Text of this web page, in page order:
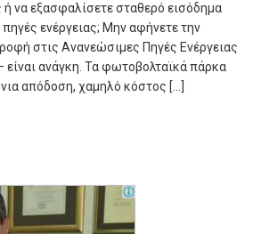
ή να εξασφαλίσετε σταθερό εισόδημα
ενέργειας; Μην αφήνετε την
στις Ανανεώσιμες Πηγές Ενέργειας
είναι ανάγκη. Τα φωτοβολταϊκά πάρκα
απόδοση, χαμηλό κόστος […]